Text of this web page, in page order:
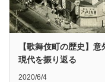
【歌舞伎町の歴史】
現代を振り返る
2020/6/4